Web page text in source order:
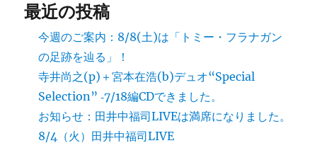
最近の投稿
今週のご案内：8/8(土)は「トミー・フラナガン
の足跡を辿る」！
寺井尚之(p)＋宮本在浩(b)デュオ“Special
Selection” ‐7/18編CDできました。
お知らせ：田井中福司LIVEは満席になりました。
8/4（火）田井中福司LIVE